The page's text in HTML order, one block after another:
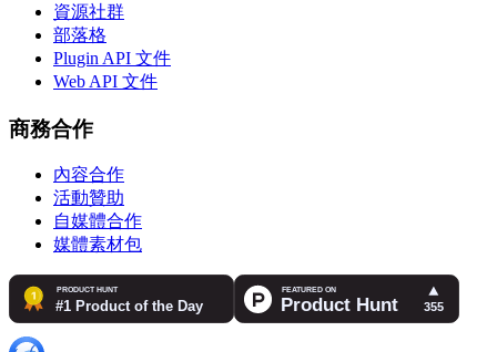
資源社群
部落格
Plugin API 文件
Web API 文件
商務合作
內容合作
活動贊助
自媒體合作
媒體素材包